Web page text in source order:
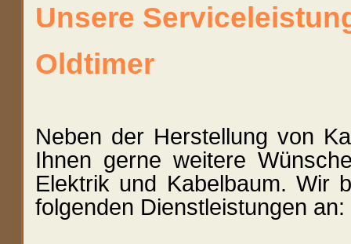
Unsere
Oldtimer
Neben der Herstellung von
Ihnen gerne weitere
Elektrik und Kabelbaum. Wir
folgenden Dienstleistungen an: